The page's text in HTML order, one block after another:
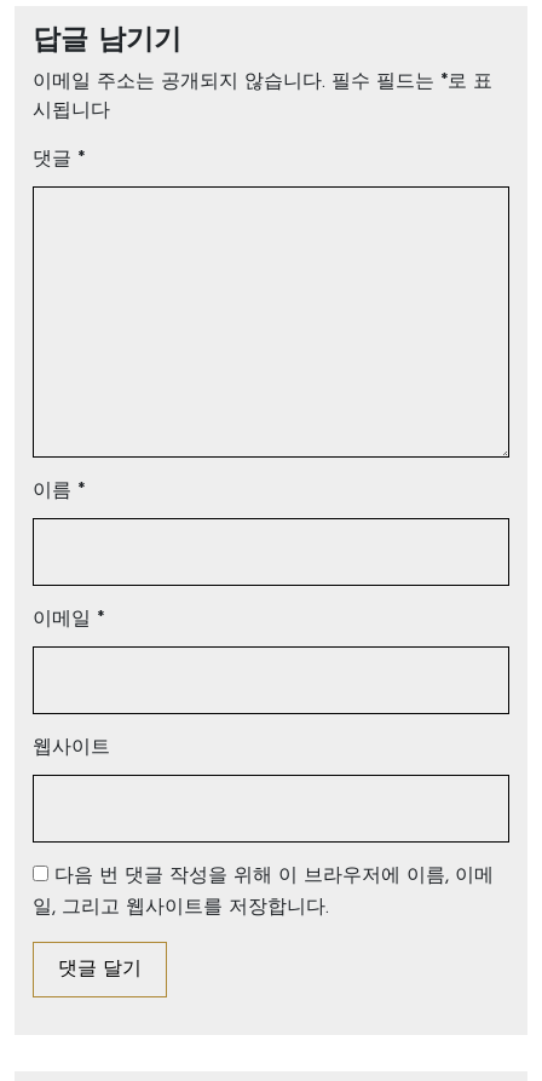
답글 남기기
이메일 주소는 공개되지 않습니다. 필수 필드는 *로 표
시됩니다
댓글 *
이름 *
이메일 *
웹사이트
다음 번 댓글 작성을 위해 이 브라우저에 이름, 이메
일, 그리고 웹사이트를 저장합니다.